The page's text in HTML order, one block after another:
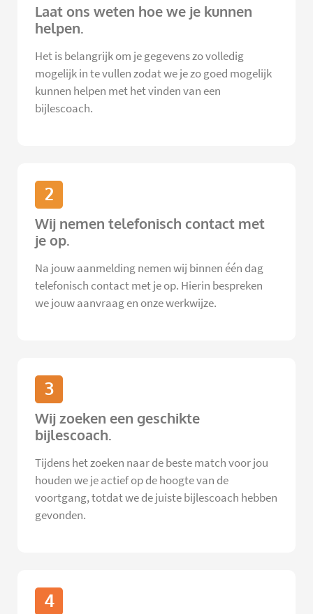
Laat ons weten hoe we je kunnen
helpen.
Het is belangrijk om je gegevens zo volledig
mogelijk in te vullen zodat we je zo goed mogelijk
kunnen helpen met het vinden van een
bijlescoach.
2
Wij nemen telefonisch contact met
je op.
Na jouw aanmelding nemen wij binnen één dag
telefonisch contact met je op. Hierin bespreken
we jouw aanvraag en onze werkwijze.
3
Wij zoeken een geschikte
bijlescoach.
Tijdens het zoeken naar de beste match voor jou
houden we je actief op de hoogte van de
voortgang, totdat we de juiste bijlescoach hebben
gevonden.
4